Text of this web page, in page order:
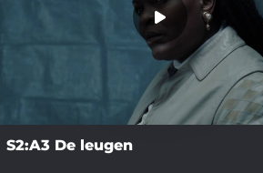
S2:A3 De leugen